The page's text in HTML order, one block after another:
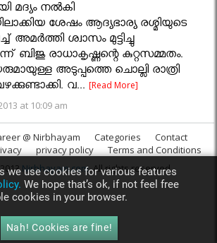
മദ്യം നൽകി
ശേഷം ആദ്യഭാര്യ രശ്മിയുടെ
ശ്വാസം മുട്ടിച്ചു
ബിജു രാധാകൃഷ്ണന്റെ കുറ്റസമ്മതം.
അടുപ്പത്തെ ചൊല്ലി രാത്രി
വ...[Read More]
at 10:09 am
@ Nirbhayam Categories
Contact
privacy policy
Terms and Conditions
Nirbhayam.com. All rights reserved.
we use cookies for various features
We hope that’s ok, if not feel free
cookies in your browser.
Nah! Cookies are fine!